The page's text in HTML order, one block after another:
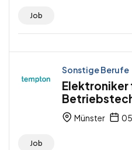
Job
Sonstige Berufe
Elektroniker
Münster
Job